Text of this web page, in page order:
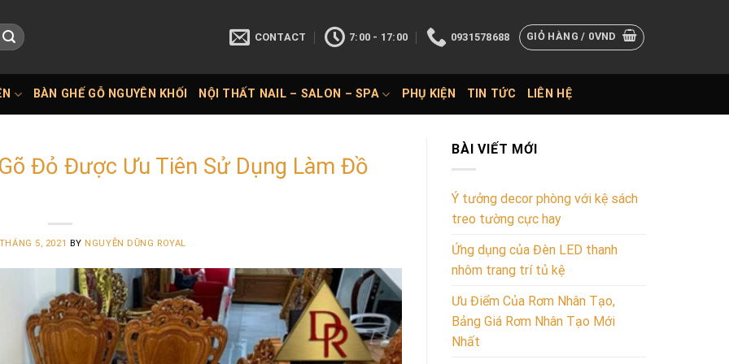
CONTACT 7:00 - 17:00 0931578688 GIỎ HÀNG / 0VND
BÀN GHẾ GỖ NGUYÊN KHỐI NỘI THẤT NAIL – SALON – SPA PHỤ KIỆN TIN TỨC LIÊN HỆ
Đỏ Được Ưu Tiên Sử Dụng Làm Đồ
5, 2021 BY NGUYỄN DŨNG ROYAL
BÀI VIẾT MỚI
Ý tưởng decor phòng với kệ sách
treo tường cực hay
Ứng dụng của Đèn LED thanh
nhôm trang trí tủ kệ
Ưu Điểm Của Rơm Nhân Tạo,
Bảng Giá Rơm Nhân Tạo Mới
Nhất